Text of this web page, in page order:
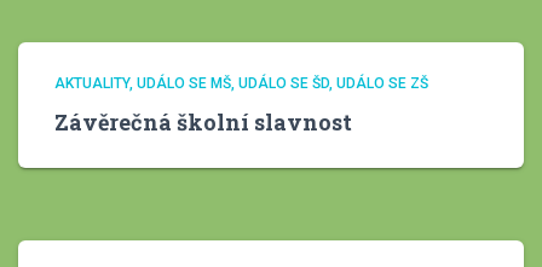
AKTUALITY UDÁLO SE MŠ UDÁLO SE ŠD UDÁLO SE ZŠ
Závěrečná školní slavnost